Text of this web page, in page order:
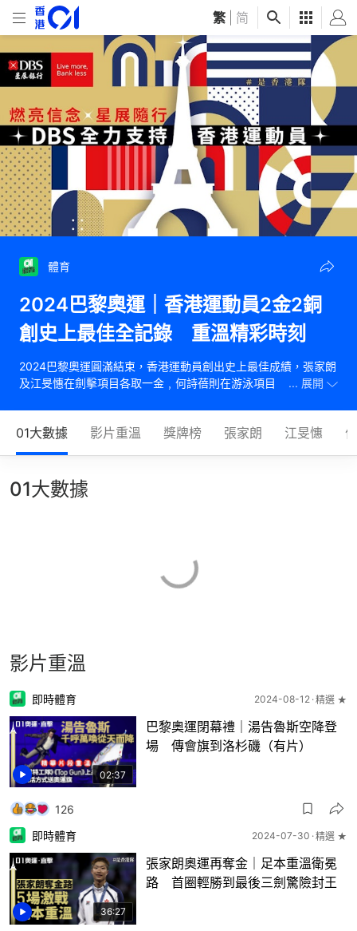
繁 简
體育
2024巴黎奧運｜香港運動員2金2銅
創史上最佳全記錄 重溫精彩時刻
2024巴黎奧運圓滿結束，香港運動員創出史上最佳成績，張家朗
及江旻憓在劍擊項目各取一金﹐何詩蓓則在游泳項目獨取兩銅，
... 展開
01大數據 影片重溫 獎牌榜 張家朗 江旻憓
01大數據
影片重溫
02:37
即時體育 2024-08-12 精選 ★
巴黎奧運閉幕禮｜湯告魯斯空降登
場 傳會旗到洛杉磯（有片）
126
36:27
即時體育 2024-07-30 精選 ★
張家朗奧運再奪金｜足本重溫衛冕
路 首圈輕勝到最後三劍驚險封王